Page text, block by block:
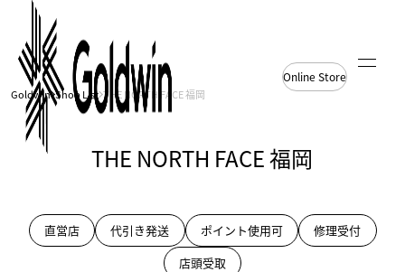
Online Store
Goldwin Shop List THE NORTH FACE 福岡
THE NORTH FACE 福岡
直営店 代引き発送 ポイント使用可
修理受付
店頭受取